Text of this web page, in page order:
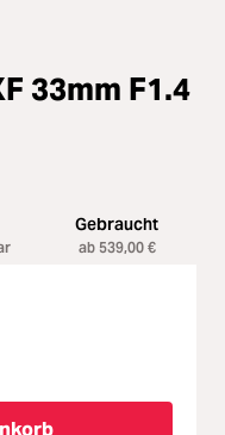
33mm F1.4
Gebraucht
ab 539,00 €